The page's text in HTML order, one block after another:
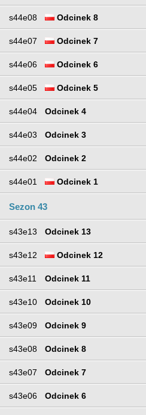
s44e08 Odcinek 8
s44e07 Odcinek 7
s44e06 Odcinek 6
s44e05 Odcinek 5
s44e04 Odcinek 4
s44e03 Odcinek 3
s44e02 Odcinek 2
s44e01 Odcinek 1
Sezon 43
s43e13 Odcinek 13
s43e12 Odcinek 12
s43e11 Odcinek 11
s43e10 Odcinek 10
s43e09 Odcinek 9
s43e08 Odcinek 8
s43e07 Odcinek 7
s43e06 Odcinek 6